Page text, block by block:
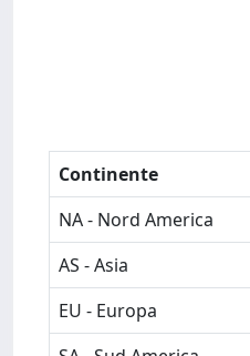
Continente
NA - Nord America
AS - Asia
EU - Europa